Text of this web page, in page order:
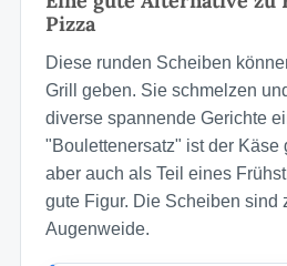
Pizza
Diese runden Scheiben
Grill geben. Sie schmelzen
diverse spannende Gerichte
"Boulettenersatz" ist der Käse
aber auch als Teil eines
gute Figur. Die Scheiben sind
Augenweide.